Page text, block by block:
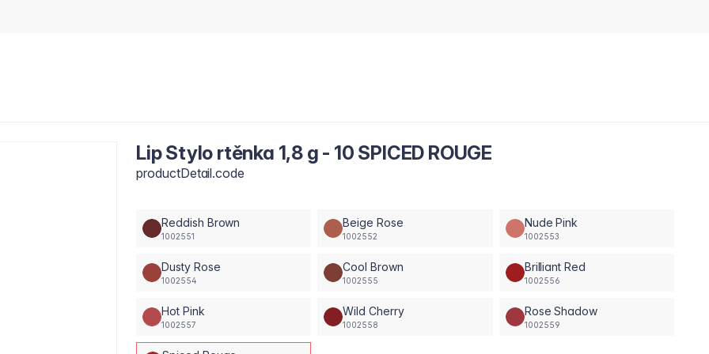
Lip Stylo rtěnka 1,8 g - 10 SPICED ROUGE
productDetail.code
Reddish Brown
1002551
Beige Rose
1002552
Nude Pink
1002553
Dusty Rose
1002554
Cool Brown
1002555
Brilliant Red
1002556
Hot Pink
1002557
Wild Cherry
1002558
Rose Shadow
1002559